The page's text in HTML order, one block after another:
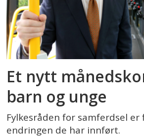
Et nytt
barn og unge
Fylkesråden for samferdsel er
endringen de har innført.